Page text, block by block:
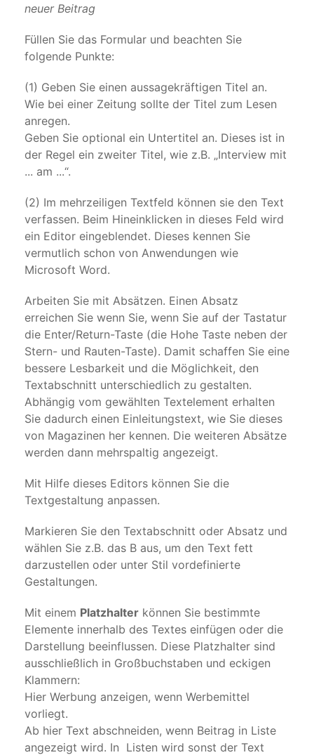
neuer Beitrag
Füllen Sie das Formular und beachten Sie
folgende Punkte:
(1) Geben Sie einen aussagekräftigen Titel an.
Wie bei einer Zeitung sollte der Titel zum Lesen
anregen.
Geben Sie optional ein Untertitel an. Dieses ist in
der Regel ein zweiter Titel, wie z.B. „Interview mit
... am ...“.
(2) Im mehrzeiligen Textfeld können sie den Text
verfassen. Beim Hineinklicken in dieses Feld wird
ein Editor eingeblendet. Dieses kennen Sie
vermutlich schon von Anwendungen wie
Microsoft Word.
Arbeiten Sie mit Absätzen. Einen Absatz
erreichen Sie wenn Sie, wenn Sie auf der Tastatur
die Enter/Return-Taste (die Hohe Taste neben der
Stern- und Rauten-Taste). Damit schaffen Sie eine
bessere Lesbarkeit und die Möglichkeit, den
Textabschnitt unterschiedlich zu gestalten.
Abhängig vom gewählten Textelement erhalten
Sie dadurch einen Einleitungstext, wie Sie dieses
von Magazinen her kennen. Die weiteren Absätze
werden dann mehrspaltig angezeigt.
Mit Hilfe dieses Editors können Sie die
Textgestaltung anpassen.
Markieren Sie den Textabschnitt oder Absatz und
wählen Sie z.B. das B aus, um den Text fett
darzustellen oder unter Stil vordefinierte
Gestaltungen.
Mit einem Platzhalter können Sie bestimmte
Elemente innerhalb des Textes einfügen oder die
Darstellung beeinflussen. Diese Platzhalter sind
ausschließlich in Großbuchstaben und eckigen
Klammern:
Hier Werbung anzeigen, wenn Werbemittel
vorliegt.
Ab hier Text abschneiden, wenn Beitrag in Liste
angezeigt wird. In Listen wird sonst der Text